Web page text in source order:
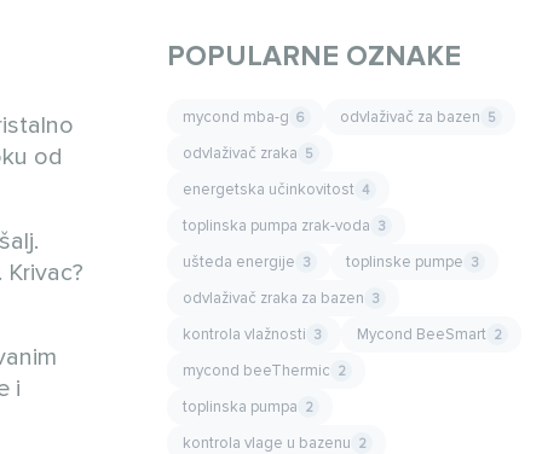
od
i
POPULARNE OZNAKE
mycond mba-g 6 odvlaživač za bazen 5
odvlaživač zraka 5
energetska učinkovitost 4
toplinska pumpa zrak-voda 3
ušteda energije 3 toplinske pumpe 3
odvlaživač zraka za bazen 3
kontrola vlažnosti 3 Mycond BeeSmart 2
mycond beeThermic 2
toplinska pumpa 2
kontrola vlage u bazenu 2